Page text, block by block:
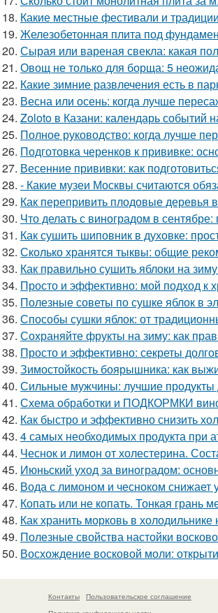
18. Какие местные фестивали и
19. Железобетонная плита под
20. Сырая или вареная свекла: какая
21. Овощ не только для борща: 5
22. Какие зимние развлечения есть в
23. Весна или осень: когда лучше
24. Zoloto в Казани: календарь событий
25. Полное руководство: когда лучше
26. Подготовка черенков к прививке:
27. Весенние прививки: как
28. - Какие музеи Москвы считаются
29. Как перепривить плодовые деревья
30. Что делать с виноградом в
31. Как сушить шиповник в духовке:
32. Сколько хранятся тыквы: общие
33. Как правильно сушить яблоки на
34. Просто и эффективно: мой подход к
35. Полезные советы по сушке яблок в
36. Способы сушки яблок: от
37. Сохраняйте фрукты на зиму: как
38. Просто и эффективно: секреты
39. Зимостойкость боярышника: как
40. Сильные мужчины: лучшие продукты
41. Схема обработки и ПОДКОРМКИ
42. Как быстро и эффективно снизить
43. 4 самых необходимых продукта при
44. Чеснок и лимон от холестерина.
45. Июньский уход за виноградом:
46. Вода с лимоном и чесноком снижает
47. Копать или не копать. Тонкая грань
48. Как хранить морковь в
49. Полезные свойства настойки
50. Восхождение восковой моли:
Контакты
Пользовательское соглашение